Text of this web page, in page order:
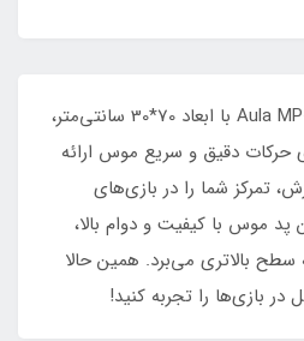
پد موس گیمینگ Aula MP-WFFM با ابعاد 70*30 سانتی‌متر،
دقیق و سریع موس ارائه
تمرکز شما را در بازی‌های
موس با کیفیت و دوام بالا،
بالاتری می‌برد. همین حالا
بازی‌ها را تجربه کنید!